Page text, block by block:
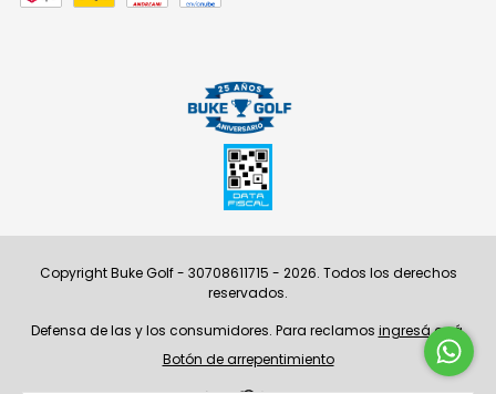
Copyright Buke Golf - 30708611715 - 2026. Todos los derechos
reservados.
Defensa de las y los consumidores. Para reclamos ingresá acá.
Botón de arrepentimiento